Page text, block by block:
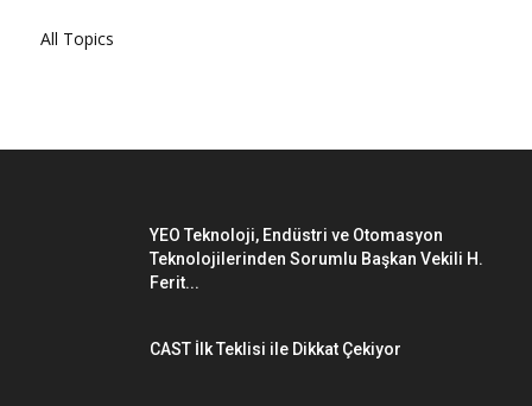
All Topics
YEO Teknoloji, Endüstri ve Otomasyon
Teknolojilerinden Sorumlu Başkan Vekili H.
Ferit...
CAST İlk Teklisi ile Dikkat Çekiyor